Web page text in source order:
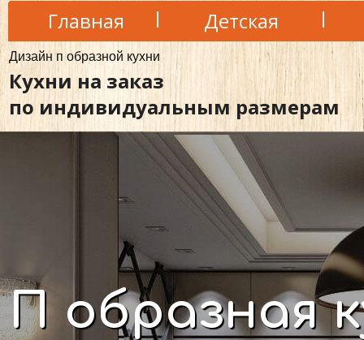
П образная
Дизайн п образной кухни
Кухни на заказ
по индивидуальным размерам
Главная Детская